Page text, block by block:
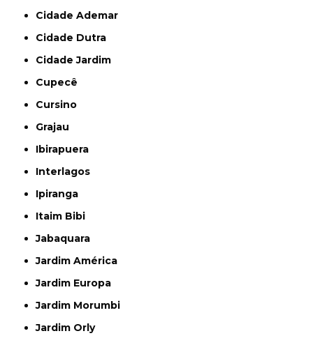
Cidade Ademar
Cidade Dutra
Cidade Jardim
Cupecê
Cursino
Grajau
Ibirapuera
Interlagos
Ipiranga
Itaim Bibi
Jabaquara
Jardim América
Jardim Europa
Jardim Morumbi
Jardim Orly